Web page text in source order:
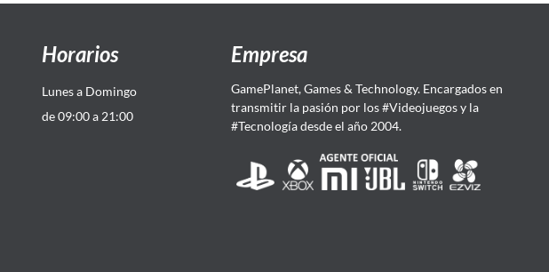
Horarios
Lunes a Domingo
de 09:00 a 21:00
Empresa
GamePlanet, Games & Technology. Encargados en
transmitir la pasión por los #Videojuegos y la
#Tecnología desde el año 2004.